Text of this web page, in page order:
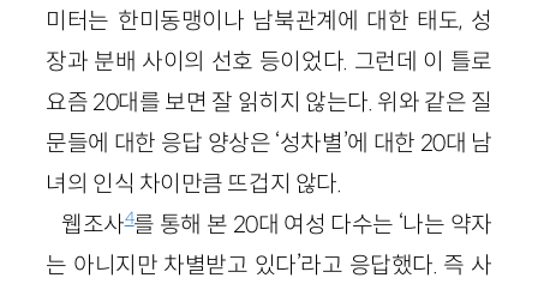
미터는 한미동맹이나 남북관계에 대한 태도, 성
장과 분배 사이의 선호 등이었다. 그런데 이 틀로
요즘 20대를 보면 잘 읽히지 않는다. 위와 같은 질
문들에 대한 응답 양상은 ‘성차별’에 대한 20대 남
녀의 인식 차이만큼 뜨겁지 않다.
웹조사4를 통해 본 20대 여성 다수는 ‘나는 약자
는 아니지만 차별받고 있다’라고 응답했다. 즉 사